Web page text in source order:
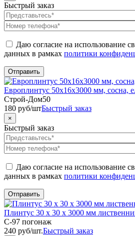
Быстрый заказ
Даю согласие на использование
данных в рамках политики
Европлинтус 50х16х3000 мм, сосна,
Строй-Дом50
180 руб/штБыстрый заказ
×
Быстрый заказ
Даю согласие на использование
данных в рамках политики
Плинтус 30 х 30 х 3000 мм
C-97 погонаж
240 руб/шт.Быстрый заказ